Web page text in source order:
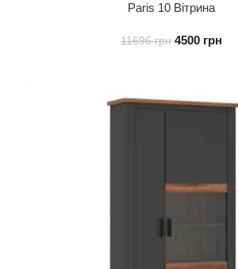
Paris 10 Вітрина
11696грн 4500 грн